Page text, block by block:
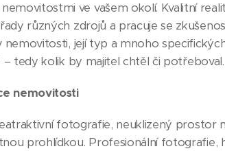
ve vašem okolí. Kvalitní
různých zdrojů a pracuje se
nemovitosti, její typ a mnoho
– tedy kolik by majitel chtěl či potřeboval.
nemovitosti
fotografie, neuklizený
prohlídkou. Profesionální